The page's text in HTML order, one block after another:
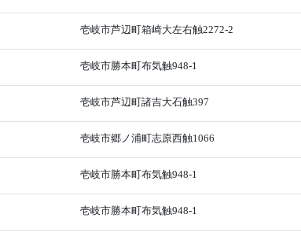
壱岐市芦辺町箱崎大左右触2272-2
壱岐市勝本町布気触948-1
壱岐市芦辺町諸吉大石触397
壱岐市郷ノ浦町志原西触1066
壱岐市勝本町布気触948-1
壱岐市勝本町布気触948-1